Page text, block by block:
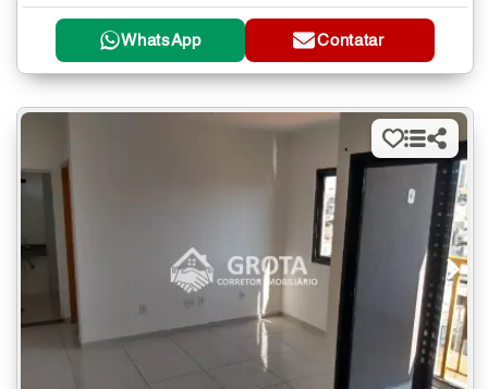
WhatsApp Contatar